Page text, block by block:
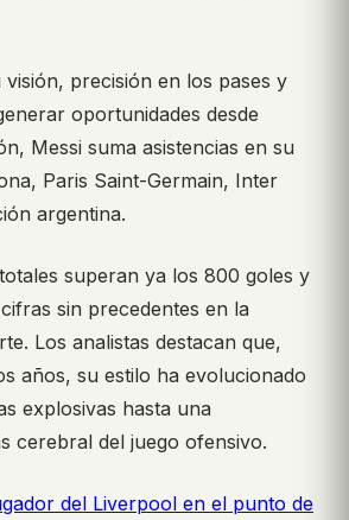
precisión en los pases y
oportunidades desde
Messi suma asistencias en su
Paris Saint-Germain, Inter
argentina.
superan ya los 800 goles y
sin precedentes en la
Los analistas destacan que,
años, su estilo ha evolucionado
explosivas hasta una
cerebral del juego ofensivo.
del Liverpool en el punto de